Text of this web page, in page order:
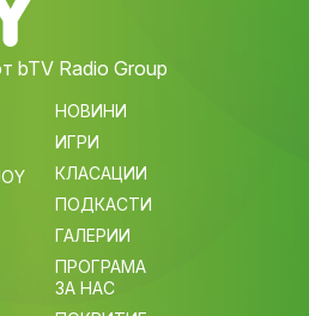
bTV Radio Group
НОВИНИ
ИГРИ
КЛАСАЦИИ
ПОДКАСТИ
ГАЛЕРИИ
ПРОГРАМА
ЗА НАС